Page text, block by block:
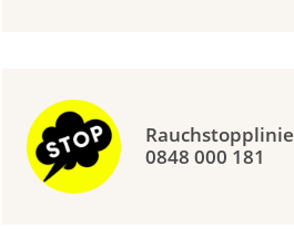
Rauchstopplinie
0848 000 181